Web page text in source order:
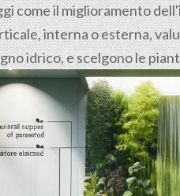
come il miglioramento
interna o esterna,
idrico, e scelgono le